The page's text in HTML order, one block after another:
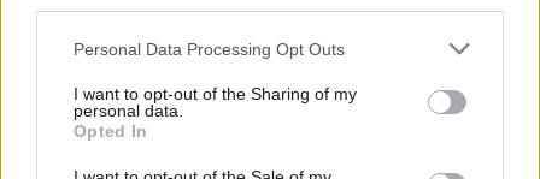
Personal Data Processing Opt Outs
I want to opt-out of the Sharing of my
personal data.
Opted In